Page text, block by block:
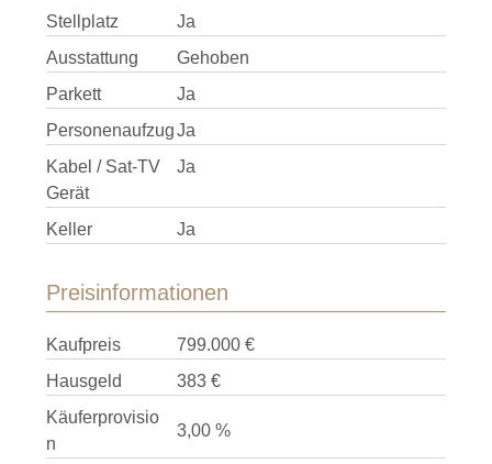
Stellplatz
Ja
Ausstattung
Gehoben
Parkett
Ja
PersonenaufzugJa
Kabel / Sat-TV
Gerät
Ja
Keller Ja
Preisinformationen
Kaufpreis
799.000 €
Hausgeld
383 €
Käuferprovisio
n
3,00 %